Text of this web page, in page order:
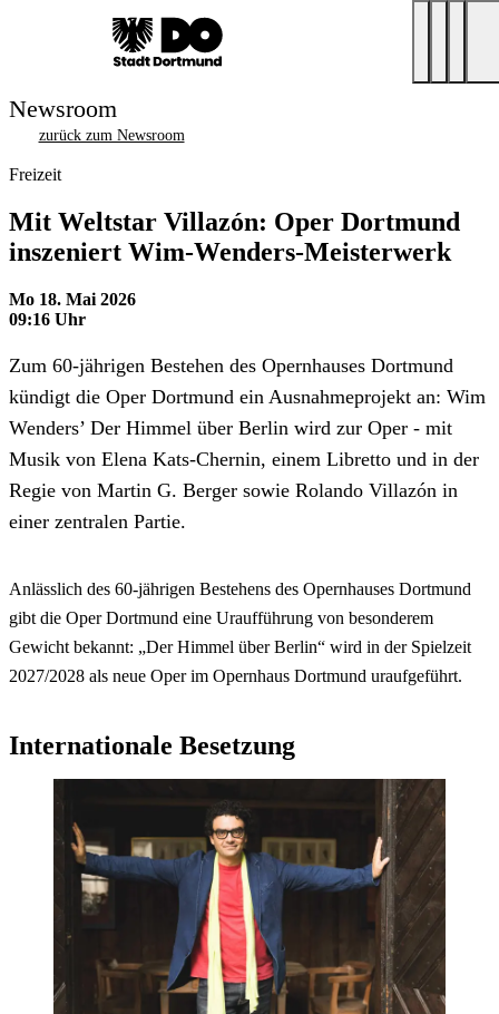
Newsroom
zurück zum Newsroom
Freizeit
Mit Weltstar Villazón: Oper Dortmund
inszeniert Wim-Wenders-Meisterwerk
Mo 18. Mai 2026
09:16 Uhr
Zum 60-jährigen Bestehen des Opernhauses Dortmund
kündigt die Oper Dortmund ein Ausnahmeprojekt an: Wim
Wenders’ Der Himmel über Berlin wird zur Oper - mit
Musik von Elena Kats-Chernin, einem Libretto und in der
Regie von Martin G. Berger sowie Rolando Villazón in
einer zentralen Partie.
Anlässlich des 60-jährigen Bestehens des Opernhauses Dortmund
gibt die Oper Dortmund eine Uraufführung von besonderem
Gewicht bekannt: „Der Himmel über Berlin“ wird in der Spielzeit
2027/2028 als neue Oper im Opernhaus Dortmund uraufgeführt.
Internationale Besetzung